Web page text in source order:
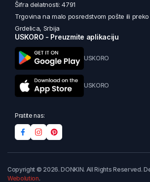
Šifra delatnosti: 4791
Trgovina na malo posredstvom pošte ili
Grdelica, Srbija
USKORO - Preuzmite aplikaciju
USKORO
USKORO
Pratite nas:
Copyright © 2026. DONKIN. All Rights Reserved.
Webolution.